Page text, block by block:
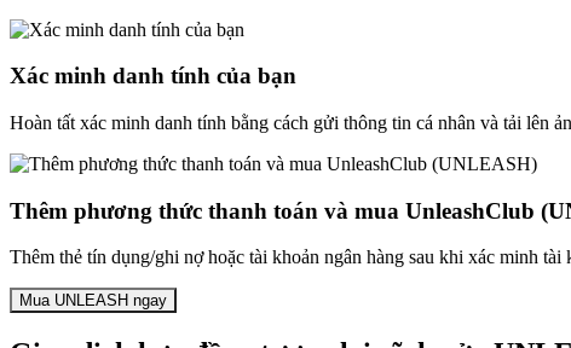
Xác minh danh tính của bạn
Hoàn tất xác minh danh tính bằng cách gửi thông tin cá nhân và tải lên
Thêm phương thức thanh toán và mua UnleashClub
Thêm thẻ tín dụng/ghi nợ hoặc tài khoản ngân hàng sau khi xác minh
Mua UNLEASH ngay